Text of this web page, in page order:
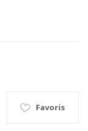
Favoris